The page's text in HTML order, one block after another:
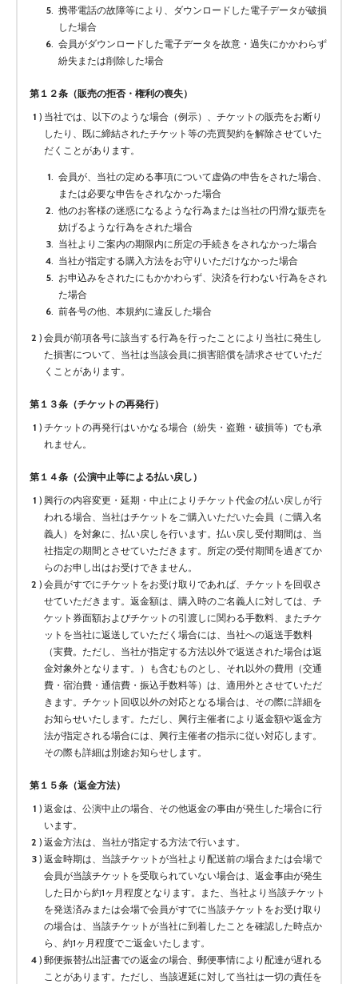
携帯電話の故障等により、ダウンロードした電子データが破損
した場合
会員がダウンロードした電子データを故意・過失にかかわらず
紛失または削除した場合
第１２条（販売の拒否・権利の喪失）
当社では、以下のような場合（例示）、チケットの販売をお断り
したり、既に締結されたチケット等の売買契約を解除させていた
だくことがあります。
会員が、当社の定める事項について虚偽の申告をされた場合、
または必要な申告をされなかった場合
他のお客様の迷惑になるような行為または当社の円滑な販売を
妨げるような行為をされた場合
当社よりご案内の期限内に所定の手続きをされなかった場合
当社が指定する購入方法をお守りいただけなかった場合
お申込みをされたにもかかわらず、決済を行わない行為をされ
た場合
前各号の他、本規約に違反した場合
会員が前項各号に該当する行為を行ったことにより当社に発生し
た損害について、当社は当該会員に損害賠償を請求させていただ
くことがあります。
第１３条（チケットの再発行）
チケットの再発行はいかなる場合（紛失・盗難・破損等）でも承
れません。
第１４条（公演中止等による払い戻し）
興行の内容変更・延期・中止によりチケット代金の払い戻しが行
われる場合、当社はチケットをご購入いただいた会員（ご購入名
義人）を対象に、払い戻しを行います。払い戻し受付期間は、当
社指定の期間とさせていただきます。所定の受付期間を過ぎてか
らのお申し出はお受けできません。
会員がすでにチケットをお受け取りであれば、チケットを回収さ
せていただきます。返金額は、購入時のご名義人に対しては、チ
ケット券面額およびチケットの引渡しに関わる手数料、またチケ
ットを当社に返送していただく場合には、当社への返送手数料
（実費。ただし、当社が指定する方法以外で返送された場合は返
金対象外となります。）も含むものとし、それ以外の費用（交通
費・宿泊費・通信費・振込手数料等）は、適用外とさせていただ
きます。チケット回収以外の対応となる場合は、その際に詳細を
お知らせいたします。ただし、興行主催者により返金額や返金方
法が指定される場合には、興行主催者の指示に従い対応します。
その際も詳細は別途お知らせします。
第１５条（返金方法）
返金は、公演中止の場合、その他返金の事由が発生した場合に行
います。
返金方法は、当社が指定する方法で行います。
返金時期は、当該チケットが当社より配送前の場合または会場で
会員が当該チケットを受取られていない場合は、返金事由が発生
した日から約1ヶ月程度となります。また、当社より当該チケット
を発送済みまたは会場で会員がすでに当該チケットをお受け取り
の場合は、当該チケットが当社に到着したことを確認した時点か
ら、約1ヶ月程度でご返金いたします。
郵便振替払出証書での返金の場合、郵便事情により配達が遅れる
ことがあります。ただし、当該遅延に対して当社は一切の責任を